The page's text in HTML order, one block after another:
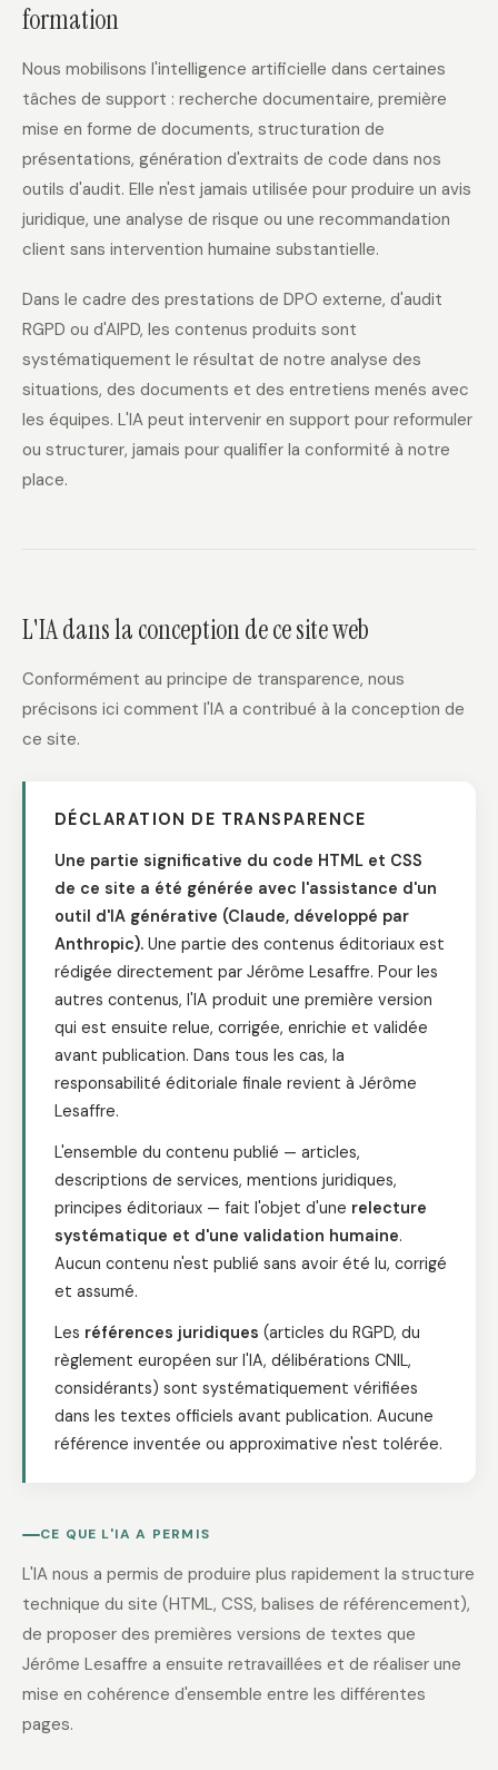
formation
Nous mobilisons l'intelligence artificielle dans certaines
tâches de support : recherche documentaire, première
mise en forme de documents, structuration de
présentations, génération d'extraits de code dans nos
outils d'audit. Elle n'est jamais utilisée pour produire un avis
juridique, une analyse de risque ou une recommandation
client sans intervention humaine substantielle.
Dans le cadre des prestations de DPO externe, d'audit
RGPD ou d'AIPD, les contenus produits sont
systématiquement le résultat de notre analyse des
situations, des documents et des entretiens menés avec
les équipes. L'IA peut intervenir en support pour reformuler
ou structurer, jamais pour qualifier la conformité à notre
place.
L'IA dans la conception de ce site web
Conformément au principe de transparence, nous
précisons ici comment l'IA a contribué à la conception de
ce site.
DÉCLARATION DE TRANSPARENCE
Une partie significative du code HTML et CSS
de ce site a été générée avec l'assistance d'un
outil d'IA générative (Claude, développé par
Anthropic). Une partie des contenus éditoriaux est
rédigée directement par Jérôme Lesaffre. Pour les
autres contenus, l'IA produit une première version
qui est ensuite relue, corrigée, enrichie et validée
avant publication. Dans tous les cas, la
responsabilité éditoriale finale revient à Jérôme
Lesaffre.
L'ensemble du contenu publié — articles,
descriptions de services, mentions juridiques,
principes éditoriaux — fait l'objet d'une relecture
systématique et d'une validation humaine.
Aucun contenu n'est publié sans avoir été lu, corrigé
et assumé.
Les références juridiques (articles du RGPD, du
règlement européen sur l'IA, délibérations CNIL,
considérants) sont systématiquement vérifiées
dans les textes officiels avant publication. Aucune
référence inventée ou approximative n'est tolérée.
CE QUE L'IA A PERMIS
L'IA nous a permis de produire plus rapidement la structure
technique du site (HTML, CSS, balises de référencement),
de proposer des premières versions de textes que
Jérôme Lesaffre a ensuite retravaillées et de réaliser une
mise en cohérence d'ensemble entre les différentes
pages.